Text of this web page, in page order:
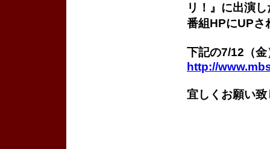
リ！』に出演
番組HPにUPさ
下記の7/12（
http://
宜しくお願い